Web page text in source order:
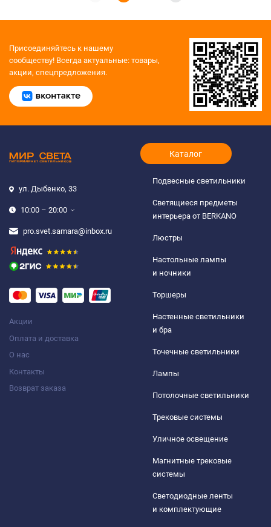
Присоединяйтесь к нашему
сообществу! Всегда актуальные: товары,
акции, спецпредложения.
ул. Дыбенко, 33
10:00 – 20:00
pro.svet.samara@inbox.ru
Акции
Оплата и доставка
О нас
Контакты
Возврат заказа
Каталог
Подвесные светильники
Светящиеся предметы
интерьера от BERKANO
Люстры
Настольные лампы
и ночники
Торшеры
Настенные светильники
и бра
Точечные светильники
Лампы
Потолочные светильники
Трековые системы
Уличное освещение
Магнитные трековые
системы
Светодиодные ленты
и комплектующие